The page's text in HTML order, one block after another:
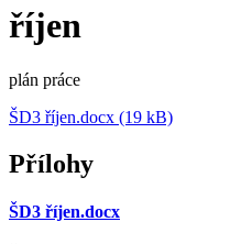
říjen
plán práce
ŠD3 říjen.docx (19 kB)
Přílohy
ŠD3 říjen.docx